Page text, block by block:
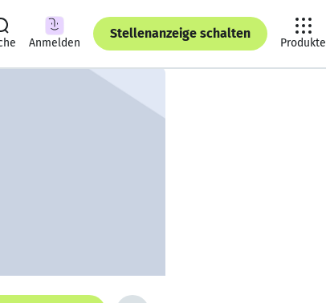
Anmelden
Stellenanzeige schalten
Produkte